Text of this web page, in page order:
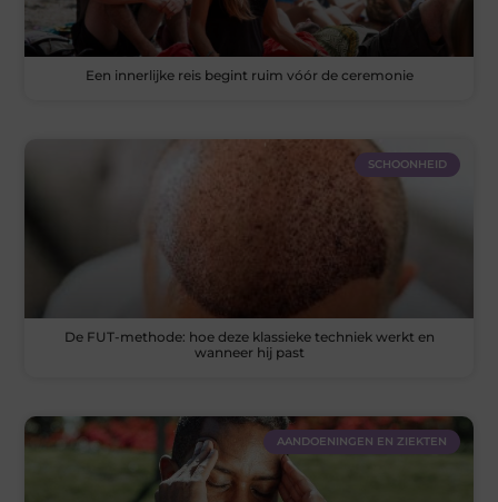
Een innerlijke reis begint ruim vóór de ceremonie
SCHOONHEID
De FUT-methode: hoe deze klassieke techniek werkt en
wanneer hij past
AANDOENINGEN EN ZIEKTEN